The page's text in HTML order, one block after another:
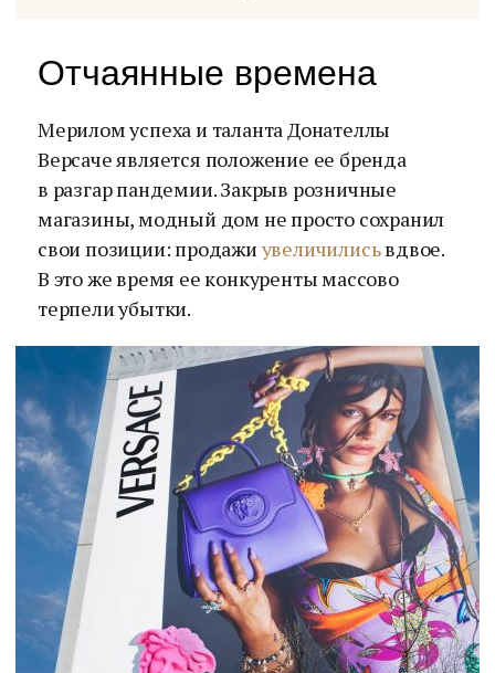
Отчаянные времена
Мерилом успеха и таланта Донателлы
Версаче является положение ее бренда
в разгар пандемии. Закрыв розничные
магазины, модный дом не просто сохранил
свои позиции: продажи увеличилисьвдвое.
В это же время ее конкуренты массово
терпели убытки.